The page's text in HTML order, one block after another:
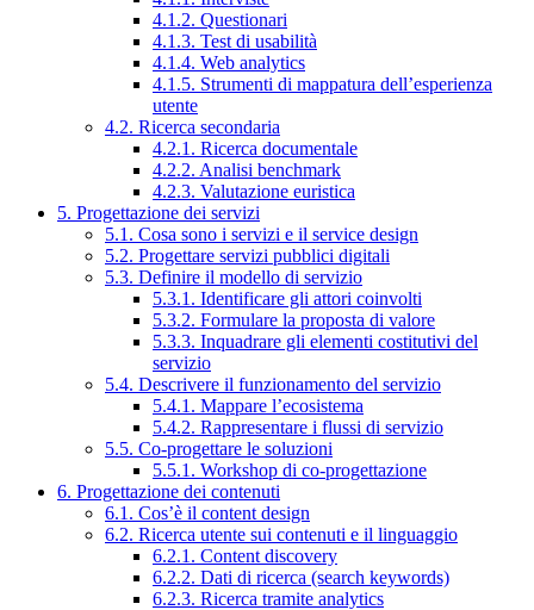
4.1.2. Questionari
4.1.3. Test di usabilità
4.1.4. Web analytics
4.1.5. Strumenti di mappatura dell’esperienza
utente
4.2. Ricerca secondaria
4.2.1. Ricerca documentale
4.2.2. Analisi benchmark
4.2.3. Valutazione euristica
5. Progettazione dei servizi
5.1. Cosa sono i servizi e il service design
5.2. Progettare servizi pubblici digitali
5.3. Definire il modello di servizio
5.3.1. Identificare gli attori coinvolti
5.3.2. Formulare la proposta di valore
5.3.3. Inquadrare gli elementi costitutivi del
servizio
5.4. Descrivere il funzionamento del servizio
5.4.1. Mappare l’ecosistema
5.4.2. Rappresentare i flussi di servizio
5.5. Co-progettare le soluzioni
5.5.1. Workshop di co-progettazione
6. Progettazione dei contenuti
6.1. Cos’è il content design
6.2. Ricerca utente sui contenuti e il linguaggio
6.2.1. Content discovery
6.2.2. Dati di ricerca (search keywords)
6.2.3. Ricerca tramite analytics